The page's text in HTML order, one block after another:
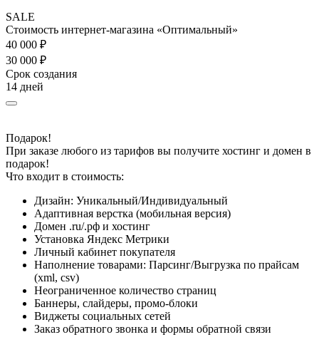
SALE
Стоимость интернет-магазина «Оптимальный»
40 000 ₽
30 000 ₽
Срок создания
14 дней
Подарок!
При заказе любого из тарифов вы получите хостинг и домен в
подарок!
Что входит в стоимость:
Дизайн: Уникальный/Индивидуальный
Адаптивная верстка (мобильная версия)
Домен .ru/.рф и хостинг
Установка Яндекс Метрики
Личный кабинет покупателя
Наполнение товарами: Парсинг/Выгрузка по прайсам
(xml, csv)
Неограниченное количество страниц
Баннеры, слайдеры, промо-блоки
Виджеты социальных сетей
Заказ обратного звонка и формы обратной связи